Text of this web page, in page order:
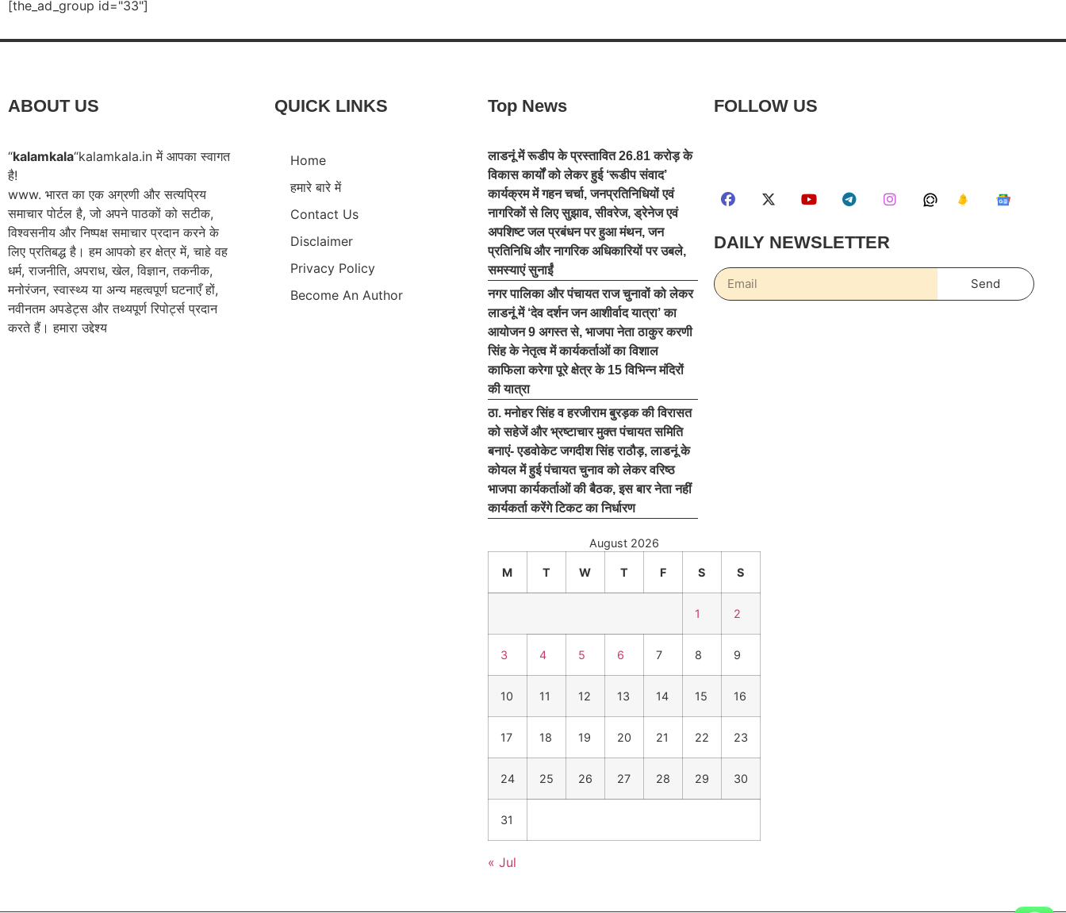
[the_ad_group id="33"]
ABOUT US
“kalamkala“kalamkala.in में आपका स्वागत
है!
www. भारत का एक अग्रणी और सत्यप्रिय
समाचार पोर्टल है, जो अपने पाठकों को सटीक,
विश्वसनीय और निष्पक्ष समाचार प्रदान करने के
लिए प्रतिबद्ध है। हम आपको हर क्षेत्र में, चाहे वह
धर्म, राजनीति, अपराध, खेल, विज्ञान, तकनीक,
मनोरंजन, स्वास्थ्य या अन्य महत्वपूर्ण घटनाएँ हों,
नवीनतम अपडेट्स और तथ्यपूर्ण रिपोर्ट्स प्रदान
करते हैं। हमारा उद्देश्य
QUICK LINKS
Home
हमारे बारे में
Contact Us
Disclaimer
Privacy Policy
Become An Author
Top News
लाडनूं में रूडीप के प्रस्तावित 26.81 करोड़ के
विकास कार्यों को लेकर हुई ‘रूडीप संवाद’
कार्यक्रम में गहन चर्चा, जनप्रतिनिधियों एवं
नागरिकों से लिए सुझाव, सीवरेज, ड्रेनेज एवं
अपशिष्ट जल प्रबंधन पर हुआ मंथन, जन
प्रतिनिधि और नागरिक अधिकारियों पर उबले,
समस्याएं सुनाईं
नगर पालिका और पंचायत राज चुनावों को लेकर
लाडनूं में ‘देव दर्शन जन आशीर्वाद यात्रा’ का
आयोजन 9 अगस्त से, भाजपा नेता ठाकुर करणी
सिंह के नेतृत्व में कार्यकर्ताओं का विशाल
काफिला करेगा पूरे क्षेत्र के 15 विभिन्न मंदिरों
की यात्रा
ठा. मनोहर सिंह व हरजीराम बुरड़क की विरासत
को सहेजें और भ्रष्टाचार मुक्त पंचायत समिति
बनाएं- एडवोकेट जगदीश सिंह राठौड़, लाडनूं के
कोयल में हुई पंचायत चुनाव को लेकर वरिष्ठ
भाजपा कार्यकर्ताओं की बैठक, इस बार नेता नहीं
कार्यकर्ता करेंगे टिकट का निर्धारण
August 2026
M T W T F S S
1 2
3 4 5 6 7 8 9
10 11 12 13 14 15 16
17 18 19 20 21 22 23
24 25 26 27 28 29 30
31
« Jul
FOLLOW US
DAILY NEWSLETTER
Send